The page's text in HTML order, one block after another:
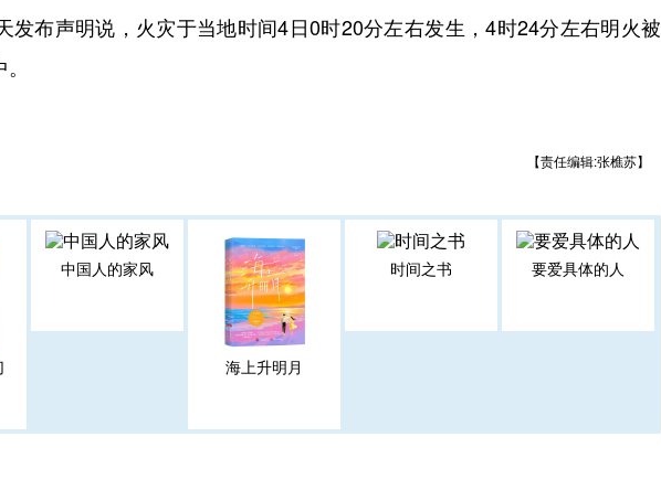
布声明说，火灾于当地时间4日0时20分左右发生，4时24分左右明火被
【责任编辑:张樵苏】
中国人的家风
海上升明月
时间之书 要爱具体的人